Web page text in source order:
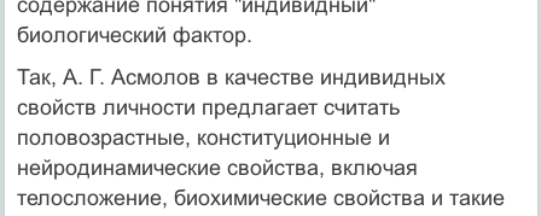
биологический фактор.
Так, А. Г. Асмолов в качестве индивидных
свойств личности предлагает считать
половозрастные, конституционные и
нейродинамические свойства, включая
телосложение, биохимические свойства и такие